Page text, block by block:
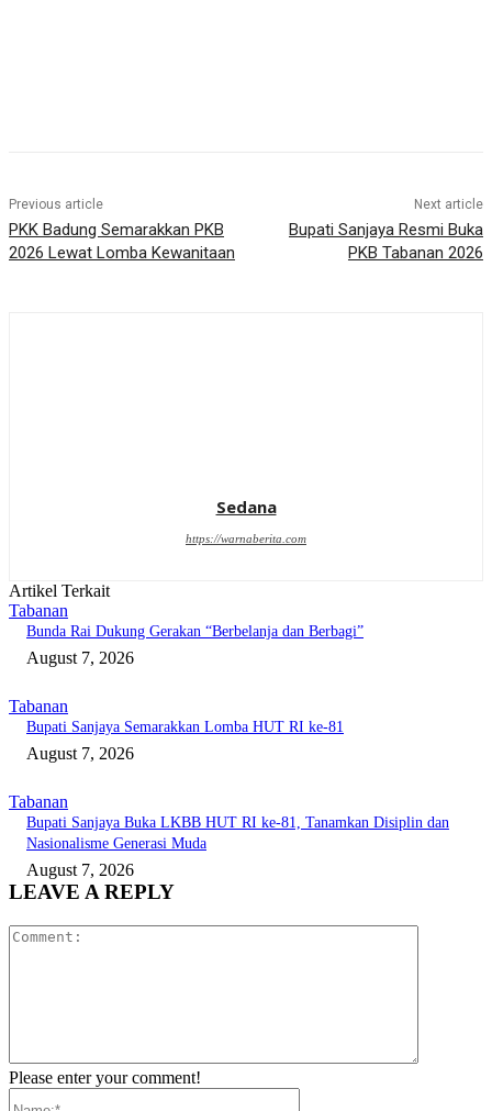
Previous article
PKK Badung Semarakkan PKB
2026 Lewat Lomba Kewanitaan
Next article
Bupati Sanjaya Resmi Buka
PKB Tabanan 2026
Sedana
https://warnaberita.com
Artikel Terkait
Tabanan
Bunda Rai Dukung Gerakan “Berbelanja dan Berbagi”
August 7, 2026
Tabanan
Bupati Sanjaya Semarakkan Lomba HUT RI ke-81
August 7, 2026
Tabanan
Bupati Sanjaya Buka LKBB HUT RI ke-81, Tanamkan Disiplin dan
Nasionalisme Generasi Muda
August 7, 2026
LEAVE A REPLY
Please enter your comment!